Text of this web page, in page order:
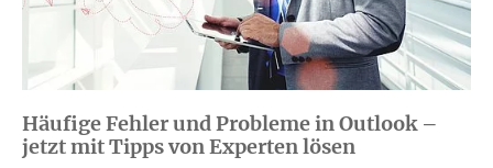
Häufige Fehler und Probleme in Outlook –
jetzt mit Tipps von Experten lösen